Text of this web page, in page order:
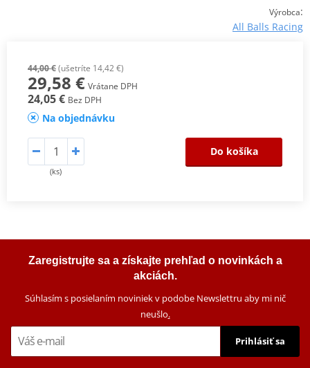
Výrobca:
All Balls Racing
44,00 €(ušetríte 14,42 €)
29,58 € Vrátane DPH
24,05 € Bez DPH
Na objednávku
(ks)
Do košíka
Zaregistrujte sa a získajte prehľad o novinkách a
akciách.
Súhlasím s posielaním noviniek v podobe Newslettru aby mi nič
neušlo.
Prihlásiť sa